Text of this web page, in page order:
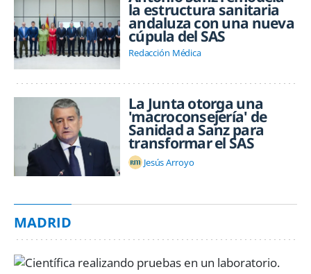
la estructura sanitaria
andaluza con una nueva
cúpula del SAS
Redacción Médica
La Junta otorga una
'macroconsejería' de
Sanidad a Sanz para
transformar el SAS
Jesús Arroyo
MADRID